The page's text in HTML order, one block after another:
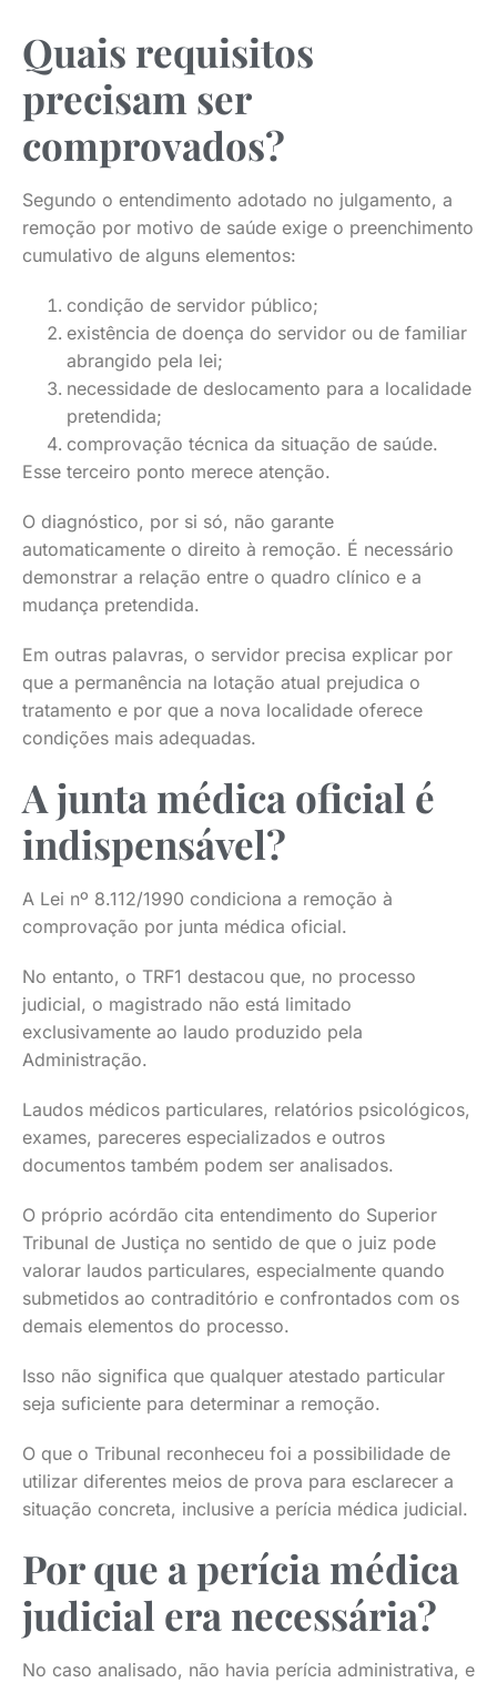
Quais requisitos
precisam ser
comprovados?
Segundo o entendimento adotado no julgamento, a
remoção por motivo de saúde exige o preenchimento
cumulativo de alguns elementos:
condição de servidor público;
existência de doença do servidor ou de familiar
abrangido pela lei;
necessidade de deslocamento para a localidade
pretendida;
comprovação técnica da situação de saúde.
Esse terceiro ponto merece atenção.
O diagnóstico, por si só, não garante
automaticamente o direito à remoção. É necessário
demonstrar a relação entre o quadro clínico e a
mudança pretendida.
Em outras palavras, o servidor precisa explicar por
que a permanência na lotação atual prejudica o
tratamento e por que a nova localidade oferece
condições mais adequadas.
A junta médica oficial é
indispensável?
A Lei nº 8.112/1990 condiciona a remoção à
comprovação por junta médica oficial.
No entanto, o TRF1 destacou que, no processo
judicial, o magistrado não está limitado
exclusivamente ao laudo produzido pela
Administração.
Laudos médicos particulares, relatórios psicológicos,
exames, pareceres especializados e outros
documentos também podem ser analisados.
O próprio acórdão cita entendimento do Superior
Tribunal de Justiça no sentido de que o juiz pode
valorar laudos particulares, especialmente quando
submetidos ao contraditório e confrontados com os
demais elementos do processo.
Isso não significa que qualquer atestado particular
seja suficiente para determinar a remoção.
O que o Tribunal reconheceu foi a possibilidade de
utilizar diferentes meios de prova para esclarecer a
situação concreta, inclusive a perícia médica judicial.
Por que a perícia médica
judicial era necessária?
No caso analisado, não havia perícia administrativa, e